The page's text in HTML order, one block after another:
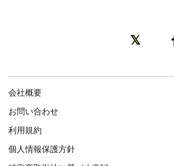
会社概要
お問い合わせ
利用規約
個人情報保護方針